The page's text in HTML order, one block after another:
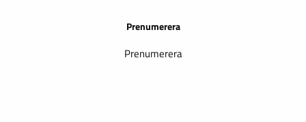
Prenumerera
Prenumerera